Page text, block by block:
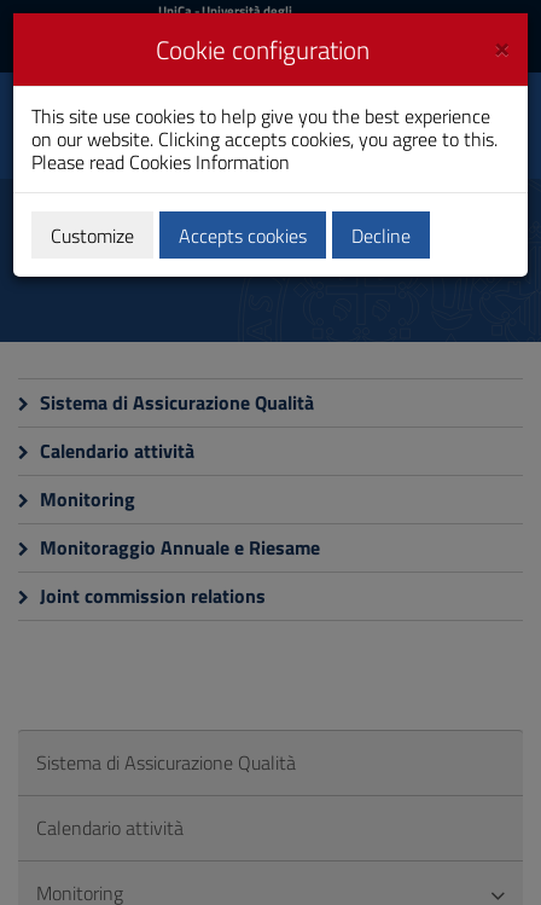
Skip
Content
to
Go
Footer
UniCa
Login
UniCa- Università degli
Login UniCA News
Toggle
navigation
Imaging and
Radiotherapy
Techniques
Bachelor's Degree
Quality
Sistema di Assicurazione Qualità
Calendario attività
Monitoring
Monitoraggio Annuale e Riesame
Joint commission relations
Sistema di Assicurazione Qualità
Calendario attività
Monitoring
×
Cookie configuration
This site use cookies to help give you the best experience
on our website. Clicking accepts cookies, you agree to this.
Please read Cookies Information
Customize Accepts cookies Decline